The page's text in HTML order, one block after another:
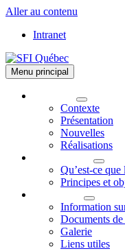
Aller au contenu
Intranet
Menu principal
Contexte
Présentation
Nouvelles
Réalisations
Qu’est-ce que
Principes et
Information
Documents de
Galerie
Liens utiles